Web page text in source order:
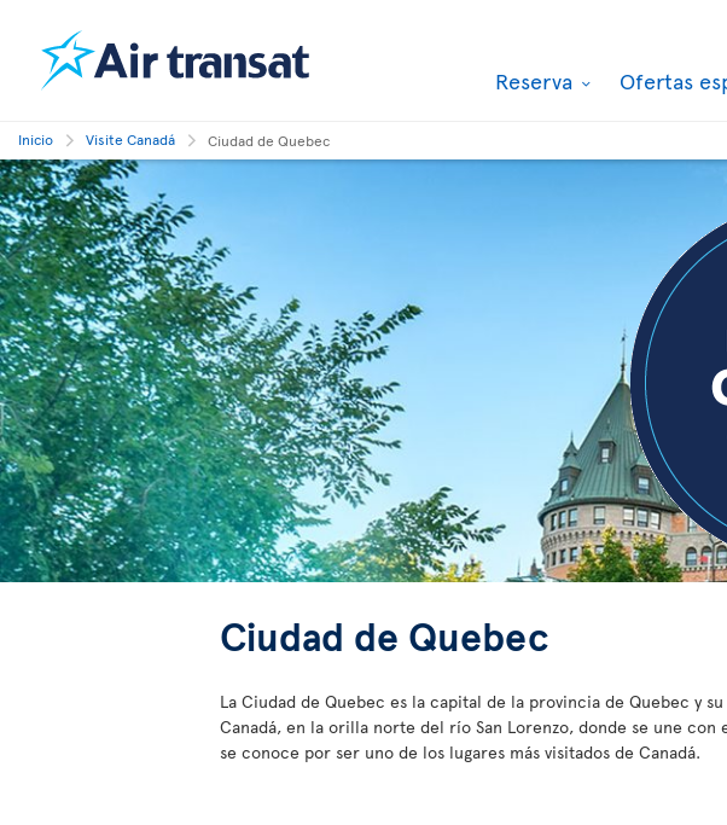
Reserva Ofertas
Inicio Visite Canadá Ciudad de Quebec
Ciudad de Quebec
La Ciudad de Quebec es la capital de la provincia de Quebec y
Canadá, en la orilla norte del río San Lorenzo, donde se une
se conoce por ser uno de los lugares más visitados de Canadá.